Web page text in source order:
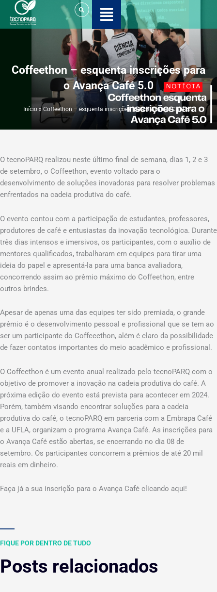
para
o
Coffeethon – esquenta inscrições para
o Avança Café 5.0
Início »Coffeethon – esquenta inscrições para o Avança Café 5.0
O tecnoPARQ realizou neste último final de semana, dias 1, 2 e 3
de setembro, o Coffeethon, evento voltado para o
desenvolvimento de soluções inovadoras para resolver problemas
enfrentados na cadeia produtiva do café.
O evento contou com a participação de estudantes, professores,
produtores de café e entusiastas da inovação tecnológica. Durante
três dias intensos e imersivos, os participantes, com o auxílio de
mentores qualificados, trabalharam em equipes para tirar uma
ideia do papel e apresentá-la para uma banca avaliadora,
concorrendo assim ao prêmio máximo do Coffeethon, entre
outros brindes.
Apesar de apenas uma das equipes ter sido premiada, o grande
prêmio é o desenvolvimento pessoal e profissional que se tem ao
ser um participante do Coffeeethon, além é claro da possibilidade
de fazer contatos importantes do meio acadêmico e profissional.
O Coffeethon é um evento anual realizado pelo tecnoPARQ com o
objetivo de promover a inovação na cadeia produtiva do café. A
próxima edição do evento está prevista para acontecer em 2024.
Porém, também visando encontrar soluções para a cadeia
produtiva do café, o tecnoPARQ em parceria com a Embrapa Café
e a UFLA, organizam o programa Avança Café. As inscrições para
o Avança Café estão abertas, se encerrando no dia 08 de
setembro. Os participantes concorrem a prêmios de até 20 mil
reais em dinheiro.
Faça já a sua inscrição para o Avança Café clicando aqui!
FIQUE POR DENTRO DE TUDO
Posts relacionados